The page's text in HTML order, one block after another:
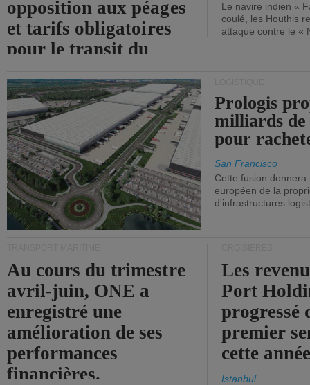
opposition aux péages
et tarifs obligatoires
pour le transit du
Le navire indien «
coulé, les Houthis
attaque contre le «
Prologis
milliards
pour
San Francisco
Cette fusion
européen de la
d'infrastructures
Au cours du trimestre
avril-juin, ONE a
enregistré une
amélioration de ses
performances
financières.
Les
Port
progressé
premier
cette
Istanbul